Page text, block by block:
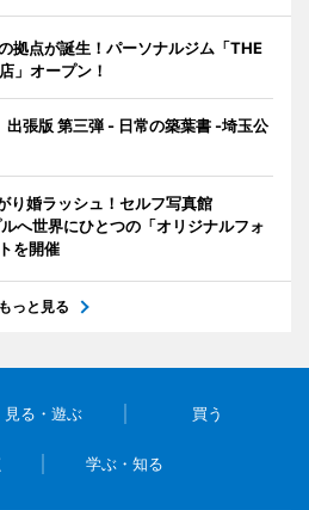
拠点が誕生！パーソナルジム「THE
」オープン！
張版 第三弾 - 日常の築葉書 -埼玉公
り婚ラッシュ！セルフ写真館
へ世界にひとつの「オリジナルフォ
を開催
もっと見る
見る・遊ぶ 買う
学ぶ・知る